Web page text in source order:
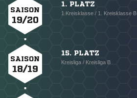
SAISON
19/20
1. PLATZ
1.Kreisklasse / 1. Kreisklasse B
SAISON
18/19
15. PLATZ
Kreisliga / Kreisliga B